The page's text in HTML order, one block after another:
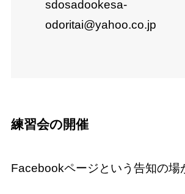
sdosadookesa-
odoritai@yahoo.co.jp
練習会の開催
Facebookページという告知の場